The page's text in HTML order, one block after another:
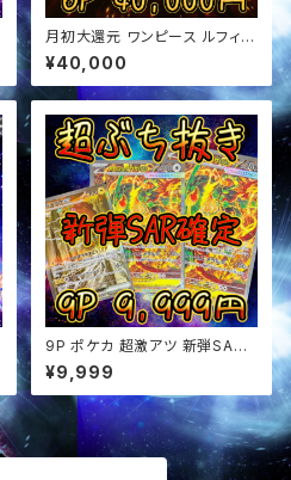
月初大還元 ワンピース ルフィ確
定 超アド確定福袋 オリパ
¥40,000
9P ポケカ 超激アツ 新弾SAR
確定 ぶち抜き オリパ
¥9,999